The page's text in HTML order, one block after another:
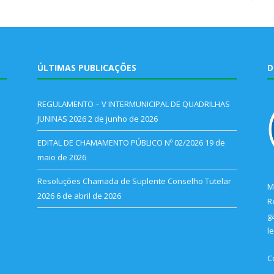
ÚLTIMAS PUBLICAÇÕES
REGULAMENTO – V INTERMUNICIPAL DE QUADRILHAS
JUNINAS 20262 de junho de 2026
EDITAL DE CHAMAMENTO PÚBLICO Nº 02/2026 19 de
maio de 2026
Resoluções Chamada de Suplente Conselho Tutelar
2026 6 de abril de 2026